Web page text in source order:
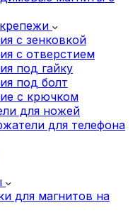
с зенковкой
с отверстием
под гайку
под болт
с крючком
для ножей
для телефона
для магнитов на